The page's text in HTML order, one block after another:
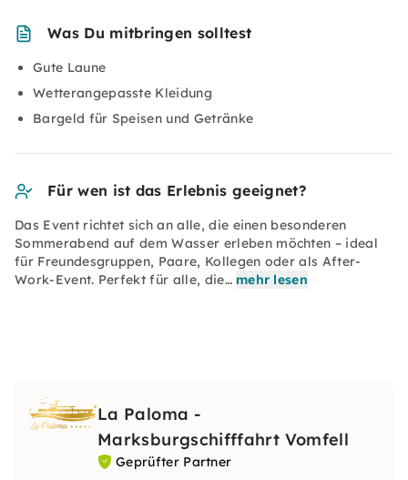
Was Du mitbringen solltest
Gute Laune
Wetterangepasste Kleidung
Bargeld für Speisen und Getränke
Für wen ist das Erlebnis geeignet?
Das Event richtet sich an alle, die einen besonderen
Sommerabend auf dem Wasser erleben möchten – ideal
für Freundesgruppen, Paare, Kollegen oder als After-
Work-Event. Perfekt für alle, die… mehr lesen
La Paloma -
Marksburgschifffahrt Vomfell
Geprüfter Partner